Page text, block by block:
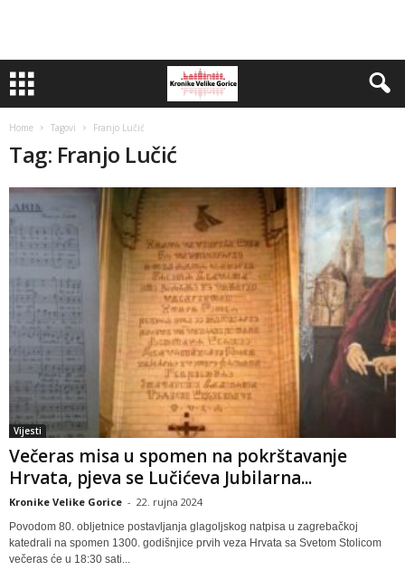
Home Tagovi Franjo Lučić
Tag: Franjo Lučić
Vijesti
Večeras misa u spomen na pokrštavanje
Hrvata, pjeva se Lučićeva Jubilarna...
Kronike Velike Gorice - 22. rujna 2024
Povodom 80. obljetnice postavljanja glagoljskog natpisa u zagrebačkoj
katedrali na spomen 1300. godišnjice prvih veza Hrvata sa Svetom Stolicom
večeras će u 18:30 sati...